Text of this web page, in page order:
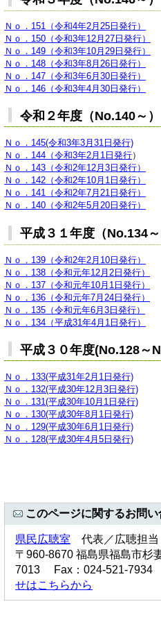
Ｎｏ．151（令和4年2月25日発行）
Ｎｏ．150（令和3年12月27日発行）
Ｎｏ．149（令和3年10月29日発行）
Ｎｏ．148（令和3年8月26日発行）
Ｎｏ．147（令和3年6月30日発行）
Ｎｏ．146（令和3年4月30日発行）
令和２年度（No.140～）
Ｎｏ．145(令和3年3月31日発行)
Ｎｏ．144（令和3年2月1日発行）
Ｎｏ．143（令和2年12月3日発行）
Ｎｏ．142（令和2年10月1日発行）
Ｎｏ．141（令和2年7月21日発行）
Ｎｏ．140（令和2年5月20日発行）
平成３１年度（No.134～
Ｎｏ．139（令和2年2月10日発行）
Ｎｏ．138（令和元年12月2日発行）
Ｎｏ．137（令和元年10月1日発行）
Ｎｏ．136（令和元年7月24日発行）
Ｎｏ．135（令和元年6月3日発行）
Ｎｏ．134（平成31年4月1日発行）
平成３０年度(No.128～
Ｎｏ．133(平成31年2月1日発行)
Ｎｏ．132(平成30年12月3日発行)
Ｎｏ．131(平成30年10月1日発行)
Ｎｏ．130(平成30年8月1日発行)
Ｎｏ．129(平成30年6月1日発行)
Ｎｏ．128(平成30年4月5日発行)
このページに関するお問
県民広聴室 代表／広聴担当
〒960-8670 福島県福島市
7013 Fax：024-521-7934
せはこちらから